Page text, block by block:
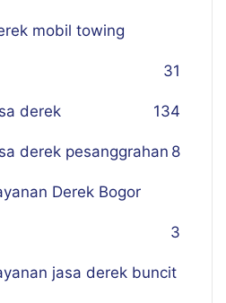
mobil towing
31
derek 134
derek pesanggrahan 8
Derek Bogor
3
jasa derek buncit